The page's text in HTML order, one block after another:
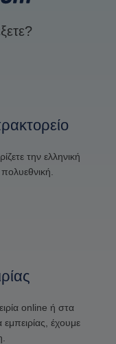
την ελληνική
online ή στα
έχουμε